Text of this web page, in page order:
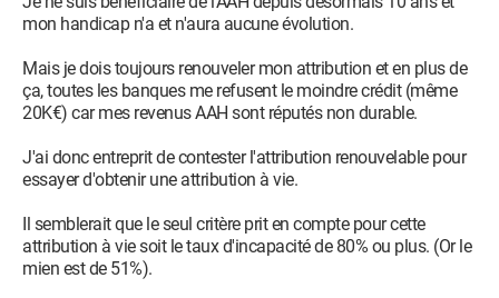
mon handicap n'a et n'aura aucune évolution.
Mais je dois toujours renouveler mon attribution et en plus de
ça, toutes les banques me refusent le moindre crédit (même
20K€) car mes revenus AAH sont réputés non durable.
J'ai donc entreprit de contester l'attribution renouvelable pour
essayer d'obtenir une attribution à vie.
Il semblerait que le seul critère prit en compte pour cette
attribution à vie soit le taux d'incapacité de 80% ou plus. (Or le
mien est de 51%).